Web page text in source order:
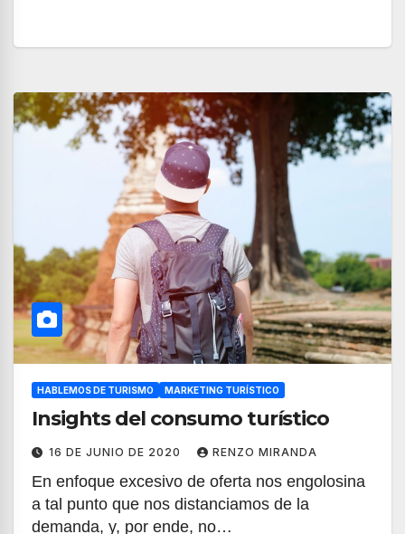
HABLEMOS DE TURISMO MARKETING TURÍSTICO
Insights del consumo turístico
16 DE JUNIO DE 2020 RENZO MIRANDA
En enfoque excesivo de oferta nos engolosina
a tal punto que nos distanciamos de la
demanda, y, por ende, no…